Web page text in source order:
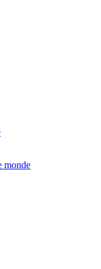
nous.
monde